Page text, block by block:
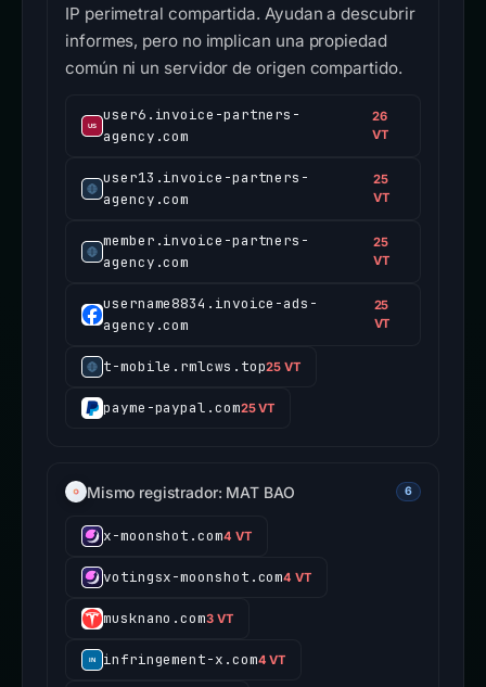
IP perimetral compartida. Ayudan a descubrir
informes, pero no implican una propiedad
común ni un servidor de origen compartido.
user6.invoice-partners-
agency.com
26
VT
user13.invoice-partners-
agency.com
25
VT
member.invoice-partners-
agency.com
25
VT
username8834.invoice-ads-
agency.com
25
VT
t-mobile.rmlcws.top25 VT
payme-paypal.com25 VT
Mismo registrador: MAT BAO 6
x-moonshot.com4 VT
votingsx-moonshot.com4 VT
musknano.com3 VT
infringement-x.com4 VT